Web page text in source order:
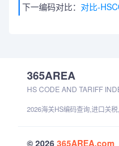
下一编码对比： 对比-
365AREA
HS CODE AND TARIFF
2026海关HS编码查询,进口关
© 2026 365AREA.com